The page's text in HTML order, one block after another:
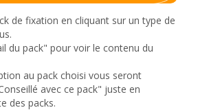
de fixation en cliquant sur un type de
du pack" pour voir le contenu du
au pack choisi vous seront
avec ce pack" juste en
des packs.